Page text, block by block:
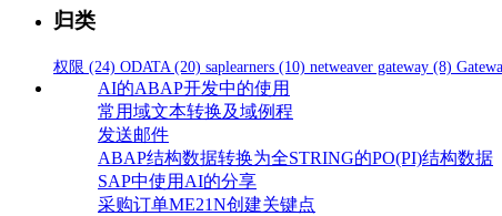
归类
权限 (24) ODATA (20) saplearners (10) netweaver gateway (8)
AI的ABAP开发中的使用
常用域文本转换及域例程
发送邮件
ABAP结构数据转换为全STRING的PO(PI)结构数据
SAP中使用AI的分享
采购订单ME21N创建关键点